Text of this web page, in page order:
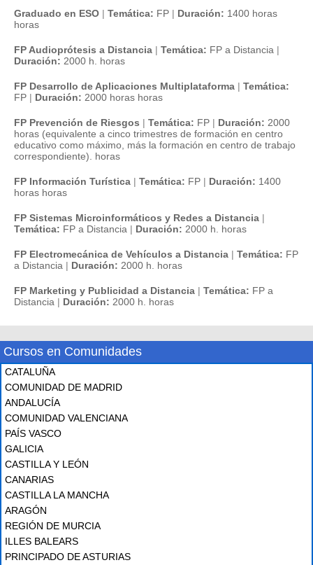
Graduado en ESO | Temática: FP | Duración: 1400 horas
horas
FP Audioprótesis a Distancia | Temática: FP a Distancia |
Duración: 2000 h. horas
FP Desarrollo de Aplicaciones Multiplataforma | Temática:
FP | Duración: 2000 horas horas
FP Prevención de Riesgos | Temática: FP | Duración: 2000
horas (equivalente a cinco trimestres de formación en centro
educativo como máximo, más la formación en centro de trabajo
correspondiente). horas
FP Información Turística | Temática: FP | Duración: 1400
horas horas
FP Sistemas Microinformáticos y Redes a Distancia |
Temática: FP a Distancia | Duración: 2000 h. horas
FP Electromecánica de Vehículos a Distancia | Temática: FP
a Distancia | Duración: 2000 h. horas
FP Marketing y Publicidad a Distancia | Temática: FP a
Distancia | Duración: 2000 h. horas
Cursos en Comunidades
CATALUÑA
COMUNIDAD DE MADRID
ANDALUCÍA
COMUNIDAD VALENCIANA
PAÍS VASCO
GALICIA
CASTILLA Y LEÓN
CANARIAS
CASTILLA LA MANCHA
ARAGÓN
REGIÓN DE MURCIA
ILLES BALEARS
PRINCIPADO DE ASTURIAS